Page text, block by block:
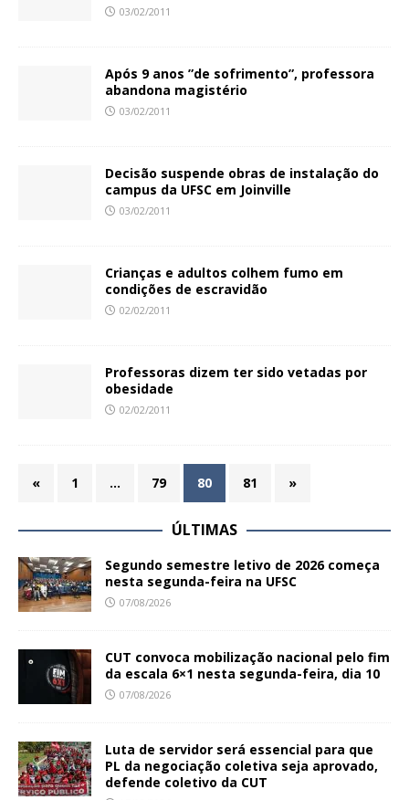
03/02/2011
Após 9 anos ”de sofrimento”, professora
abandona magistério
03/02/2011
Decisão suspende obras de instalação do
campus da UFSC em Joinville
03/02/2011
Crianças e adultos colhem fumo em
condições de escravidão
02/02/2011
Professoras dizem ter sido vetadas por
obesidade
02/02/2011
« 1 … 79 80 81 »
ÚLTIMAS
Segundo semestre letivo de 2026 começa
nesta segunda-feira na UFSC
07/08/2026
CUT convoca mobilização nacional pelo fim
da escala 6×1 nesta segunda-feira, dia 10
07/08/2026
Luta de servidor será essencial para que
PL da negociação coletiva seja aprovado,
defende coletivo da CUT